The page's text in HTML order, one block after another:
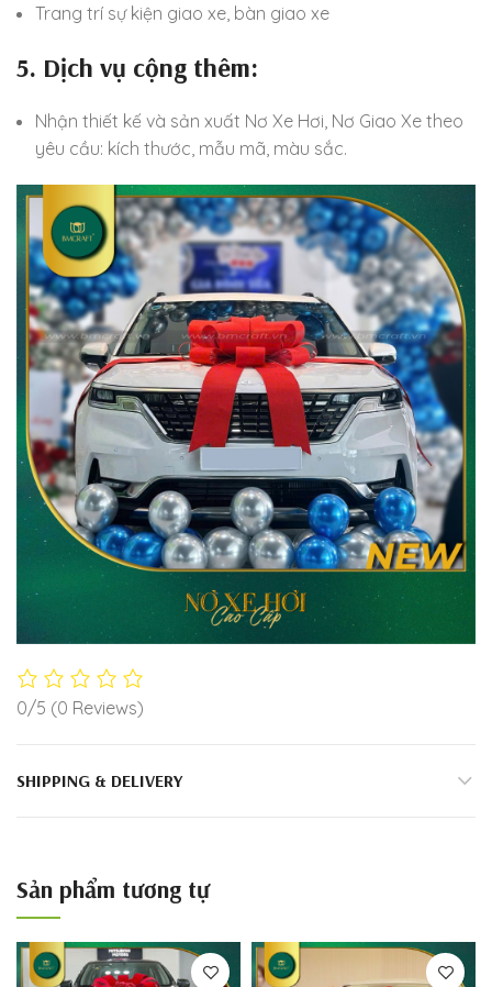
Trang trí sự kiện giao xe, bàn giao xe
5. Dịch vụ cộng thêm:
Nhận thiết kế và sản xuất Nơ Xe Hơi, Nơ Giao Xe theo
yêu cầu: kích thước, mẫu mã, màu sắc.
0/5 (0 Reviews)
SHIPPING & DELIVERY
Sản phẩm tương tự